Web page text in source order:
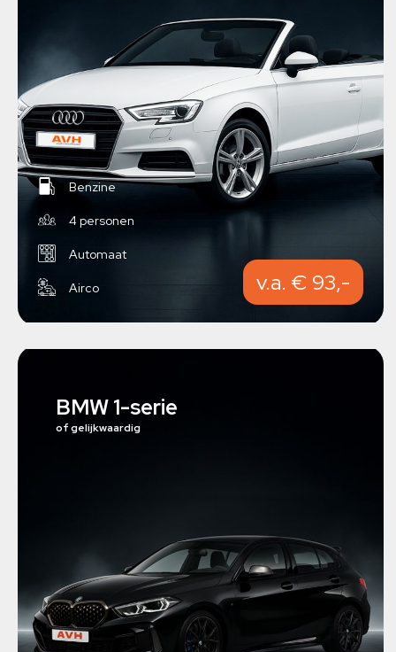
Benzine
4 personen
Automaat
Airco v.a. € 93,-
BMW 1-serie
of gelijkwaardig